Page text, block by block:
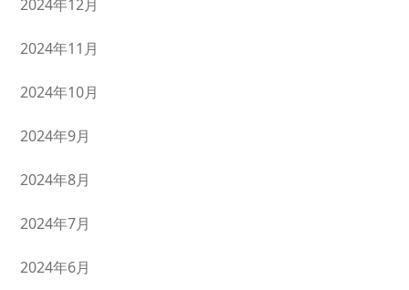
2024年12月
2024年11月
2024年10月
2024年9月
2024年8月
2024年7月
2024年6月